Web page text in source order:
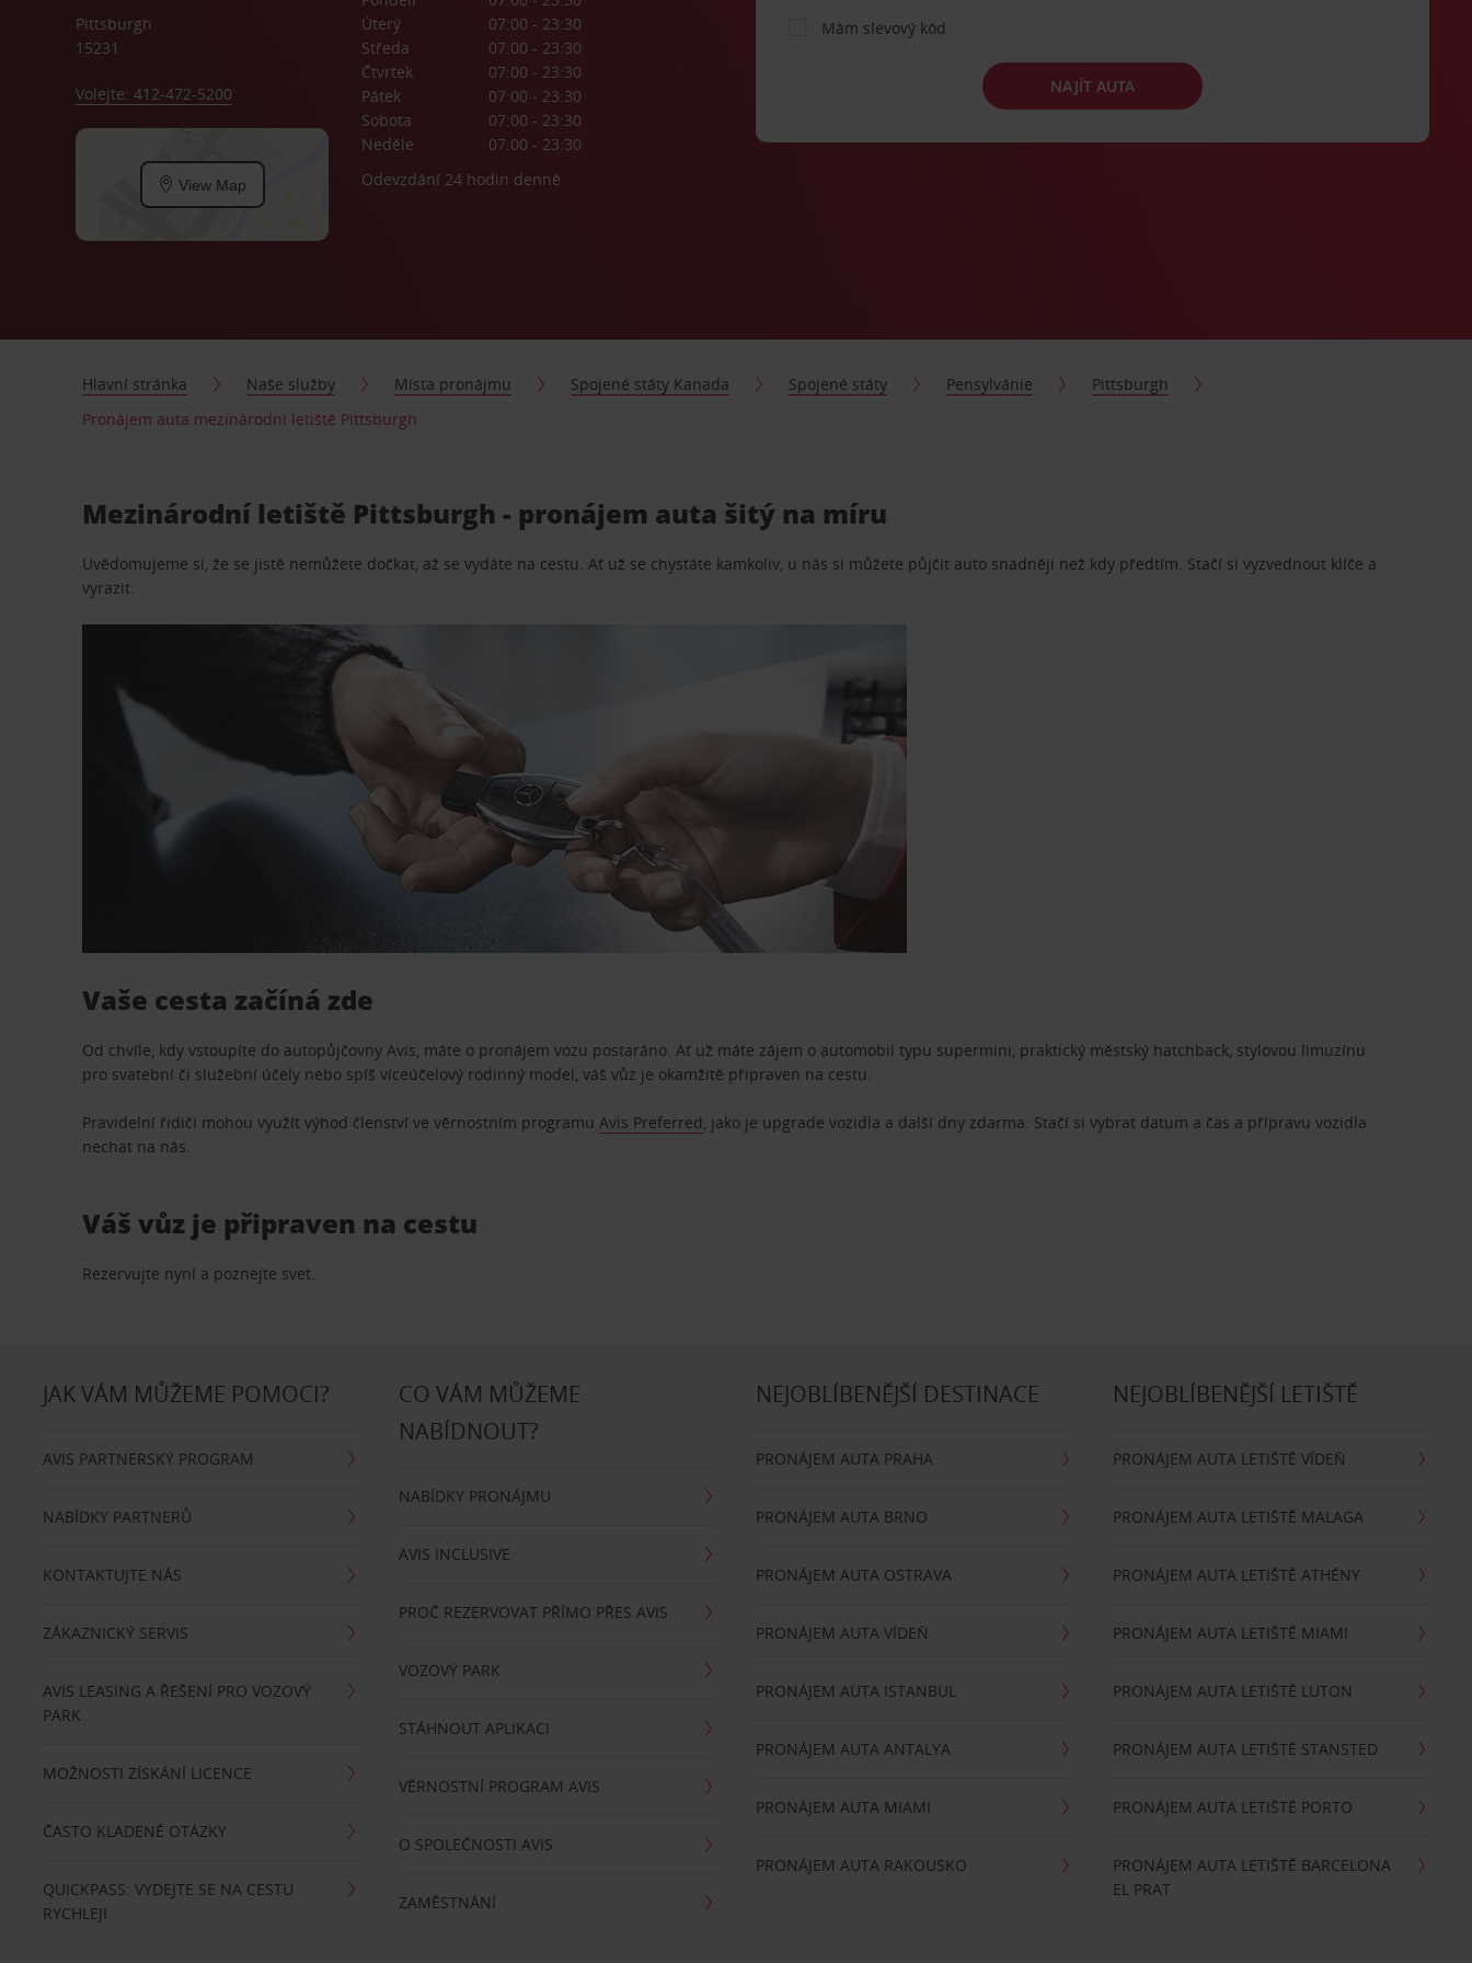
Pittsburgh
15231
Volejte: 412-472-5200
View Map
Úterý
07:00 - 23:30
Středa
07:00 - 23:30
Čtvrtek
07:00 - 23:30
Pátek
07:00 - 23:30
Sobota
07:00 - 23:30
Neděle
07:00 - 23:30
Odevzdání 24 hodin denně
Mám slevový kód
NAJÍT AUTA
Hlavní stránka Naše služby Místa pronájmu Spojené státy Kanada Spojené státy Pensylvánie
Pittsburgh
Pronájem auta mezinárodní letiště Pittsburgh
Mezinárodní letiště Pittsburgh - pronájem auta šitý na míru
Uvědomujeme si, že se jistě nemůžete dočkat, až se vydáte na cestu. Ať už se chystáte kamkoliv, u nás si můžete půjčit auto snadněji než kdy předtím. Stačí si vyzvednout klíče a
vyrazit.
Vaše cesta začíná zde
Od chvíle, kdy vstoupíte do autopůjčovny Avis, máte o pronájem vozu postaráno. Ať už máte zájem o automobil typu supermini, praktický městský hatchback, stylovou limuzínu
pro svatební či služební účely nebo spíš víceúčelový rodinný model, váš vůz je okamžitě připraven na cestu.
Pravidelní řidiči mohou využít výhod členství ve věrnostním programuAvis Preferred, jako je upgrade vozidla a další dny zdarma. Stačí si vybrat datum a čas a přípravu vozidla
nechat na nás.
Váš vůz je připraven na cestu
Rezervujte nyní a poznejte svet.
JAK VÁM MŮŽEME POMOCI?
AVIS PARTNERSKÝ PROGRAM
NABÍDKY PARTNERŮ
KONTAKTUJTE NÁS
ZÁKAZNICKÝ SERVIS
AVIS LEASING A ŘEŠENÍ PRO VOZOVÝ
PARK
MOŽNOSTI ZÍSKÁNÍ LICENCE
ČASTO KLADENÉ OTÁZKY
QUICKPASS: VYDEJTE SE NA CESTU
RYCHLEJI
CO VÁM MŮŽEME
NABÍDNOUT?
NABÍDKY PRONÁJMU
AVIS INCLUSIVE
PROČ REZERVOVAT PŘÍMO PŘES AVIS
VOZOVÝ PARK
STÁHNOUT APLIKACI
VĚRNOSTNÍ PROGRAM AVIS
O SPOLEČNOSTI AVIS
ZAMĚSTNÁNÍ
NEJOBLÍBENĚJŠÍ DESTINACE
PRONÁJEM AUTA PRAHA
PRONÁJEM AUTA BRNO
PRONÁJEM AUTA OSTRAVA
PRONÁJEM AUTA VÍDEŇ
PRONÁJEM AUTA ISTANBUL
PRONÁJEM AUTA ANTALYA
PRONÁJEM AUTA MIAMI
PRONÁJEM AUTA RAKOUSKO
NEJOBLÍBENĚJŠÍ LETIŠTĚ
PRONÁJEM AUTA LETIŠTĚ VÍDEŇ
PRONÁJEM AUTA LETIŠTĚ MALAGA
PRONÁJEM AUTA LETIŠTĚ ATHÉNY
PRONÁJEM AUTA LETIŠTĚ MIAMI
PRONÁJEM AUTA LETIŠTĚ LUTON
PRONÁJEM AUTA LETIŠTĚ STANSTED
PRONÁJEM AUTA LETIŠTĚ PORTO
PRONÁJEM AUTA LETIŠTĚ BARCELONA
EL PRAT